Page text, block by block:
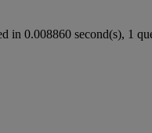
in 0.008860 second(s), 1